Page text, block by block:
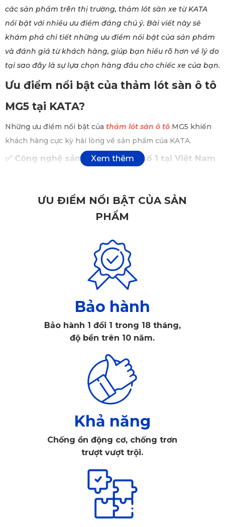
các sản phẩm trên thị trường, thảm lót sàn xe từ KATA
nổi bật với nhiều ưu điểm đáng chú ý. Bài viết này sẽ
khám phá chi tiết những ưu điểm nổi bật của sản phẩm
và đánh giá từ khách hàng, giúp bạn hiểu rõ hơn về lý do
tại sao đây là sự lựa chọn hàng đầu cho chiếc xe của bạn.
Ưu điểm nổi bật của thảm lót sàn ô tô
MG5 tại KATA?
Những ưu điểm nổi bật của thảm lót sàn ô tô MG5 khiến
khách hàng cực kỳ hài lòng về sản phẩm của KATA.
✅ Công nghệ sản xuất hiện đại số 1 tại Việt Nam
xuất sử dụng các thiết bị máy móc hiện đại và kỹ thuật
chính xác, đảm bảo rằng mỗi sản phẩm đạt tiêu chuẩn
giúp thảm lót sàn có được chất lượng vượt trội mà còn đảm
bảo tính đồng nhất và độ bền bỉ của sản phẩm.
Thảm lót sàn ô tô MG5 màu đen ghế lái
Sản phẩm được chế tạo từ chất liệu nhựa nguyên sinh cao
cấp, một loại vật liệu được biết đến với độ bền và tính
ƯU ĐIỂM NỔI BẬT CỦA SẢN
PHẨM
Bảo hành
Bảo hành 1 đổi 1 trong 18 tháng,
độ bền trên 10 năm.
Khả năng
Chống ồn động cơ, chống trơn
trượt vượt trội.